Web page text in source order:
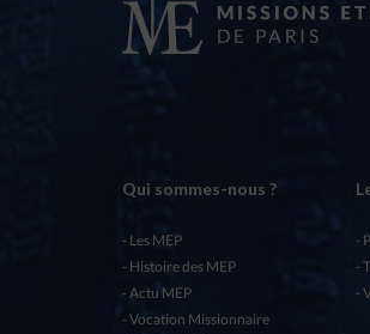
Qui sommes-nous ?
Les MEP
Histoire des MEP
Actu MEP
Vocation Missionnaire